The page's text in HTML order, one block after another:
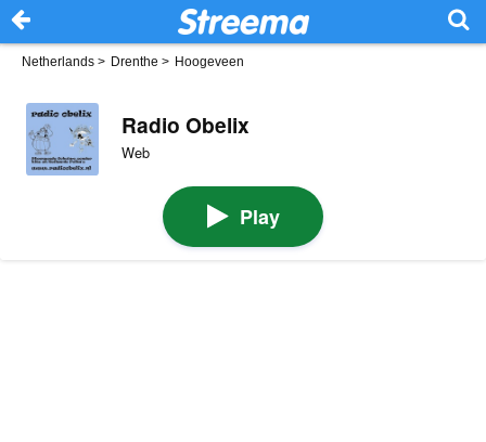
Netherlands > Drenthe > Hoogeveen
Radio Obelix
Web
Play